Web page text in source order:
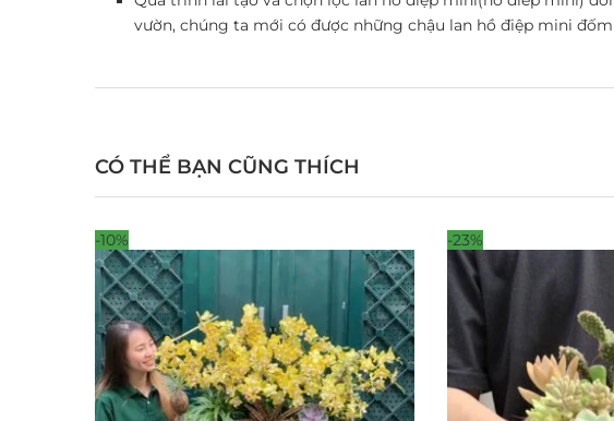
vườn, chúng ta mới có được những chậu lan hồ điệp mini
CÓ THỂ BẠN CŨNG THÍCH
-10% -23%